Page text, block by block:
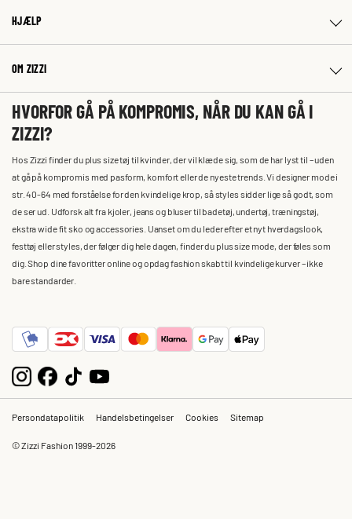
HJÆLP
OM ZIZZI
HVORFOR GÅ PÅ KOMPROMIS, NÅR DU KAN GÅ I
ZIZZI?
Hos Zizzi finder du plus size tøj til kvinder, der vil klæde sig, som de har lyst til – uden
at gå på kompromis med pasform, komfort eller de nyeste trends. Vi designer mode i
str. 40-64 med forståelse for den kvindelige krop, så styles sidder lige så godt, som
de ser ud. Udforsk alt fra kjoler, jeans og bluser til badetøj, undertøj, træningstøj,
ekstra wide fit sko og accessories. Uanset om du leder efter et nyt hverdagslook,
festtøj eller styles, der følger dig hele dagen, finder du plus size mode, der føles som
dig. Shop dine favoritter online og opdag fashion skabt til kvindelige kurver – ikke
bare standarder.
Persondatapolitik Handelsbetingelser Cookies Sitemap
© Zizzi Fashion 1999-2026